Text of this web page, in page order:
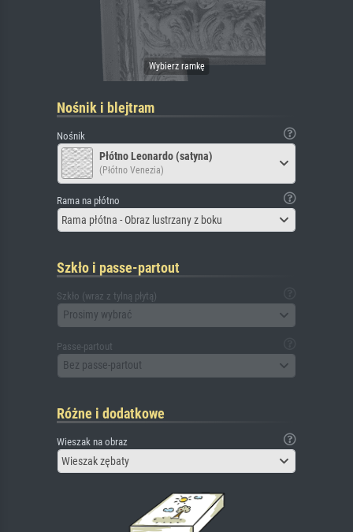
Nośnik i blejtram
Nośnik
Płótno Leonardo (satyna)
(Płótno Venezia)
Rama na płótno
Rama płótna - Obraz lustrzany z boku
Szkło i passe-partout
Szkło (wraz z tylną płytą)
Prosimy wybrać
Passe-partout
Bez passe-partout
Różne i dodatkowe
Wieszak na obraz
Wieszak zębaty